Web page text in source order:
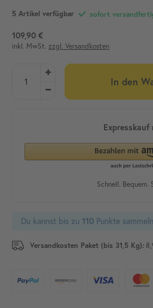
5 Artikel verfügbar sofort
109,90 €
inkl. MwSt. zzgl. Versandkosten
In den
Du kannst bis zu 110 Punkte
Versandkosten Paket (bis 31,5 Kg):